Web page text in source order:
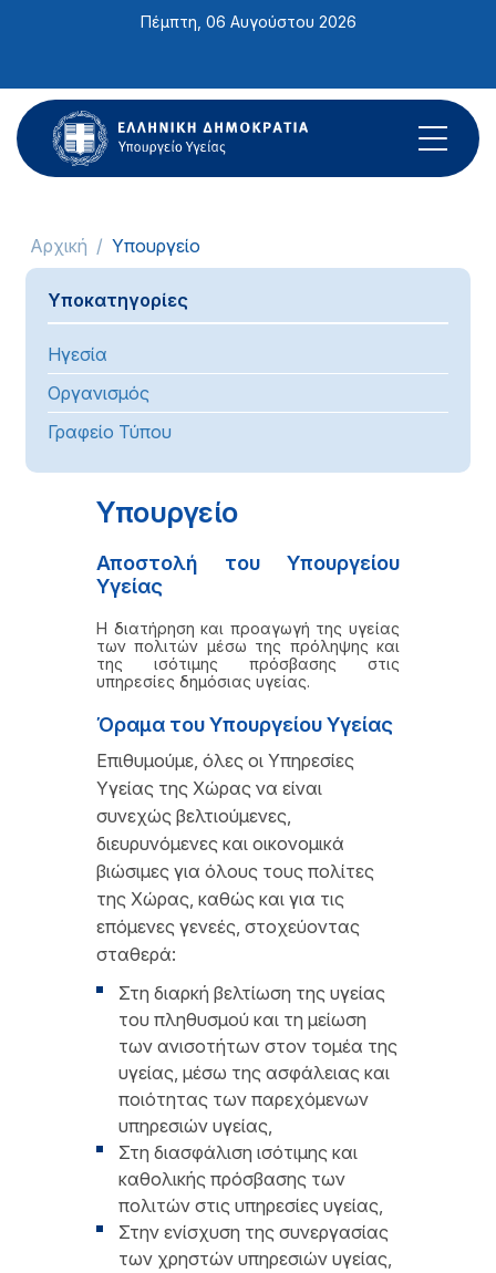
ιστότοπος
περιλαμβάνει
ένα
σύστημα
Πέμπτη, 06 Αυγούστου 2026
Αρχική Υπουργείο
Υποκατηγορίες
Ηγεσία
Οργανισμός
Γραφείο Τύπου
Υπουργείο
Αποστολή του Υπουργείου
Υγείας
Η διατήρηση και προαγωγή της υγείας
των πολιτών μέσω της πρόληψης και
της ισότιμης πρόσβασης στις
υπηρεσίες δημόσιας υγείας.
Όραμα του Υπουργείου Υγείας
Επιθυμούμε, όλες οι Υπηρεσίες
Υγείας της Χώρας να είναι
συνεχώς βελτιούμενες,
διευρυνόμενες και οικονομικά
βιώσιμες για όλους τους πολίτες
της Χώρας, καθώς και για τις
επόμενες γενεές, στοχεύοντας
σταθερά:
Στη διαρκή βελτίωση της υγείας
του πληθυσμού και τη μείωση
των ανισοτήτων στον τομέα της
υγείας, μέσω της ασφάλειας και
ποιότητας των παρεχόμενων
υπηρεσιών υγείας,
Στη διασφάλιση ισότιμης και
καθολικής πρόσβασης των
πολιτών στις υπηρεσίες υγείας,
Στην ενίσχυση της συνεργασίας
των χρηστών υπηρεσιών υγείας,